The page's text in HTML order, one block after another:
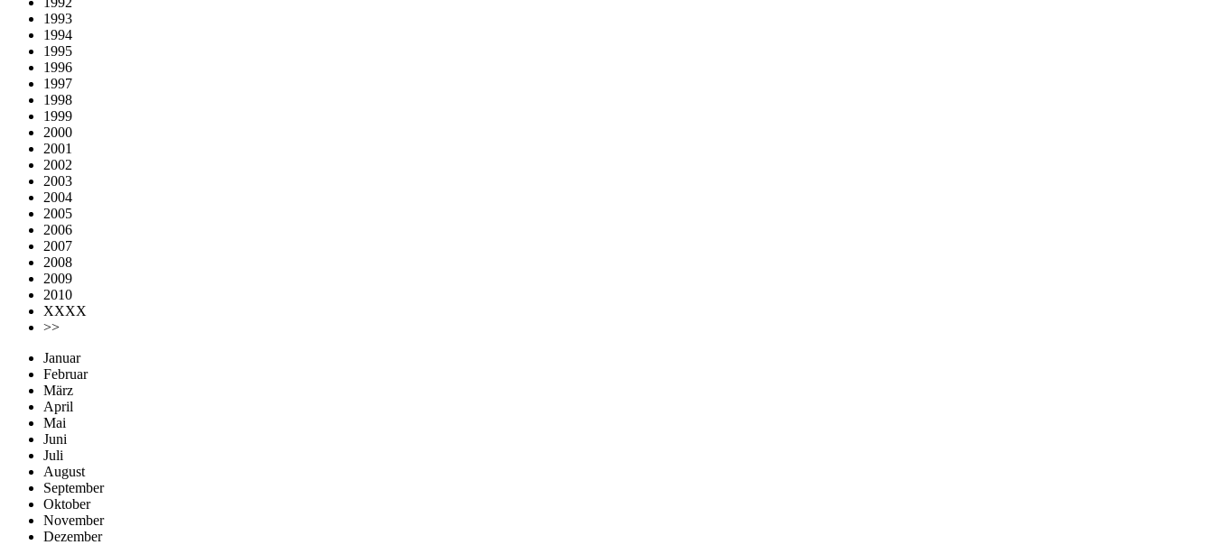
1993
1994
1995
1996
1997
1998
1999
2000
2001
2002
2003
2004
2005
2006
2007
2008
2009
2010
XXXX
>>
Januar
Februar
März
April
Mai
Juni
Juli
August
September
Oktober
November
Dezember